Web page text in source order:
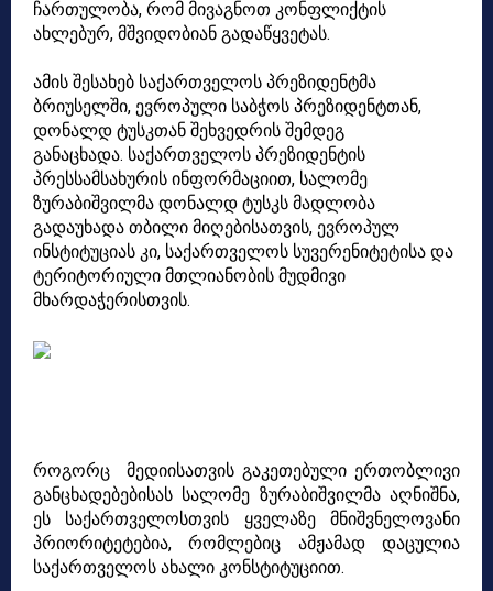
ჩართულობა, რომ მივაგნოთ კონფლიქტის
ახლებურ, მშვიდობიან გადაწყვეტას.
ამის შესახებ საქართველოს პრეზიდენტმა
ბრიუსელში, ევროპული საბჭოს პრეზიდენტთან,
დონალდ ტუსკთან შეხვედრის შემდეგ
განაცხადა. საქართველოს პრეზიდენტის
პრესსამსახურის ინფორმაციით, სალომე
ზურაბიშვილმა დონალდ ტუსკს მადლობა
გადაუხადა თბილი მიღებისათვის, ევროპულ
ინსტიტუციას კი, საქართველოს სუვერენიტეტისა და
ტერიტორიული მთლიანობის მუდმივი
მხარდაჭერისთვის.
როგორც მედიისათვის გაკეთებული ერთობლივი
განცხადებებისას სალომე ზურაბიშვილმა აღნიშნა,
ეს საქართველოსთვის ყველაზე მნიშვნელოვანი
პრიორიტეტებია, რომლებიც ამჟამად დაცულია
საქართველოს ახალი კონსტიტუციით.